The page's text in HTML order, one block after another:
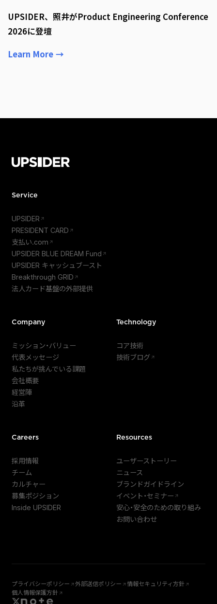
UPSIDER、照井がProduct Engineering Conference
2026に登壇
Learn More →
Service
UPSIDER
PRESIDENT CARD
支払い.com
UPSIDER BLUE DREAM Fund
UPSIDER キャッシュブースト
Breakthrough GRID
法人カード基盤の外部提供
Company
ミッション・バリュー
代表メッセージ
私たちが挑んでいる課題
会社概要
経営陣
沿革
Technology
コア技術
技術ブログ
Careers
採用情報
チーム
カルチャー
募集ポジション
Inside UPSIDER
Resources
ユーザーストーリー
ニュース
ブランドガイドライン
イベント・セミナー
安心・安全のための取り組み
お問い合わせ
プライバシーポリシー 外部送信ポリシー
情報セキュリティ方針
個人情報保護方針